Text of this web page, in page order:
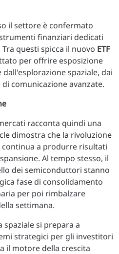
il settore è confermato
finanziari dedicati
questi spicca il nuovo ETF
per offrire esposizione
spaziale, dai
comunicazione avanzate.
racconta quindi una
dimostra che la rivoluzione
a produrre risultati
Al tempo stesso, il
dei semiconduttori stanno
fase di consolidamento
per poi rimbalzare
settimana.
si prepara a
strategici per gli investitori
il motore della crescita